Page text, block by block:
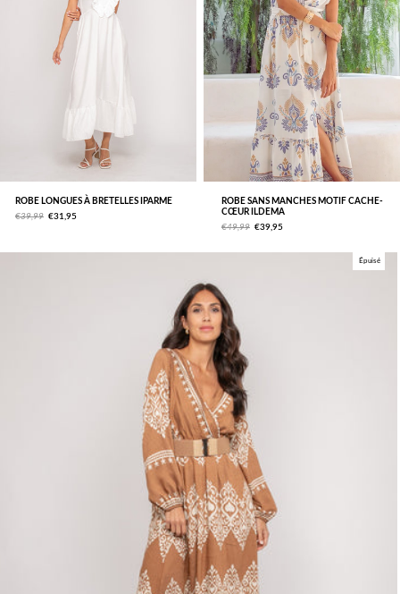
ROBE LONGUES À BRETELLES IPARME
€39,99 €31,95
ROBE SANS MANCHES MOTIF CACHE-
CŒUR ILDEMA
€49,99 €39,95
Épuisé